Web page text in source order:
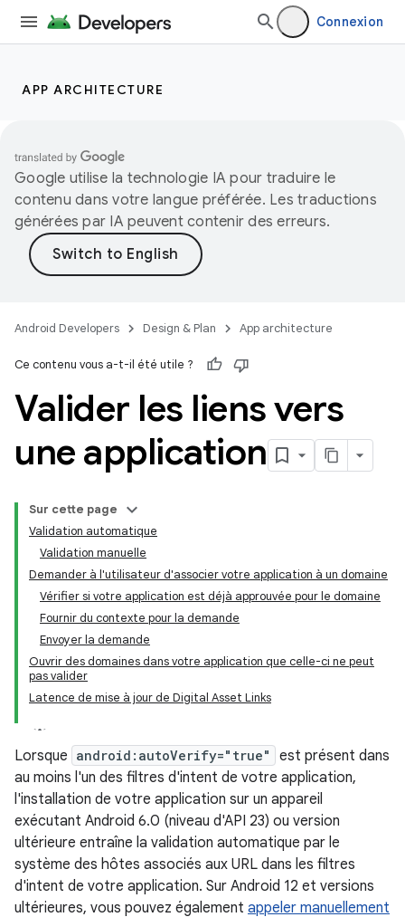
Connexion
APP ARCHITECTURE
Google utilise la technologie IA pour traduire le
contenu dans votre langue préférée. Les traductions
générées par IA peuvent contenir des erreurs.
Android Developers Design & Plan App architecture
Ce contenu vous a-t-il été utile ?
Valider les liens vers
une application
Sur cette page
Validation automatique
Validation manuelle
Demander à l'utilisateur d'associer votre application à un domaine
Vérifier si votre application est déjà approuvée pour le domaine
Fournir du contexte pour la demande
Envoyer la demande
Ouvrir des domaines dans votre application que celle-ci ne peut
pas valider
Latence de mise à jour de Digital Asset Links
Lorsque android:autoVerify="true"
est présent dans
au moins l'un des filtres d'intent de votre application,
l'installation de votre application sur un appareil
exécutant Android 6.0 (niveau d'API 23) ou version
ultérieure entraîne la validation automatique par le
système des hôtes associés aux URL dans les filtres
d'intent de votre application. Sur Android 12 et versions
ultérieures, vous pouvez également appeler manuellement